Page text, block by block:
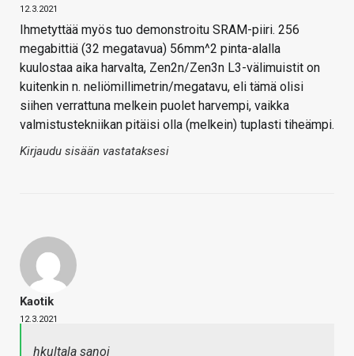
12.3.2021
Ihmetyttää myös tuo demonstroitu SRAM-piiri. 256
megabittiä (32 megatavua) 56mm^2 pinta-alalla
kuulostaa aika harvalta, Zen2n/Zen3n L3-välimuistit on
kuitenkin n. neliömillimetrin/megatavu, eli tämä olisi
siihen verrattuna melkein puolet harvempi, vaikka
valmistustekniikan pitäisi olla (melkein) tuplasti tiheämpi.
Kirjaudu sisään vastataksesi
Kaotik
12.3.2021
hkultala sanoi